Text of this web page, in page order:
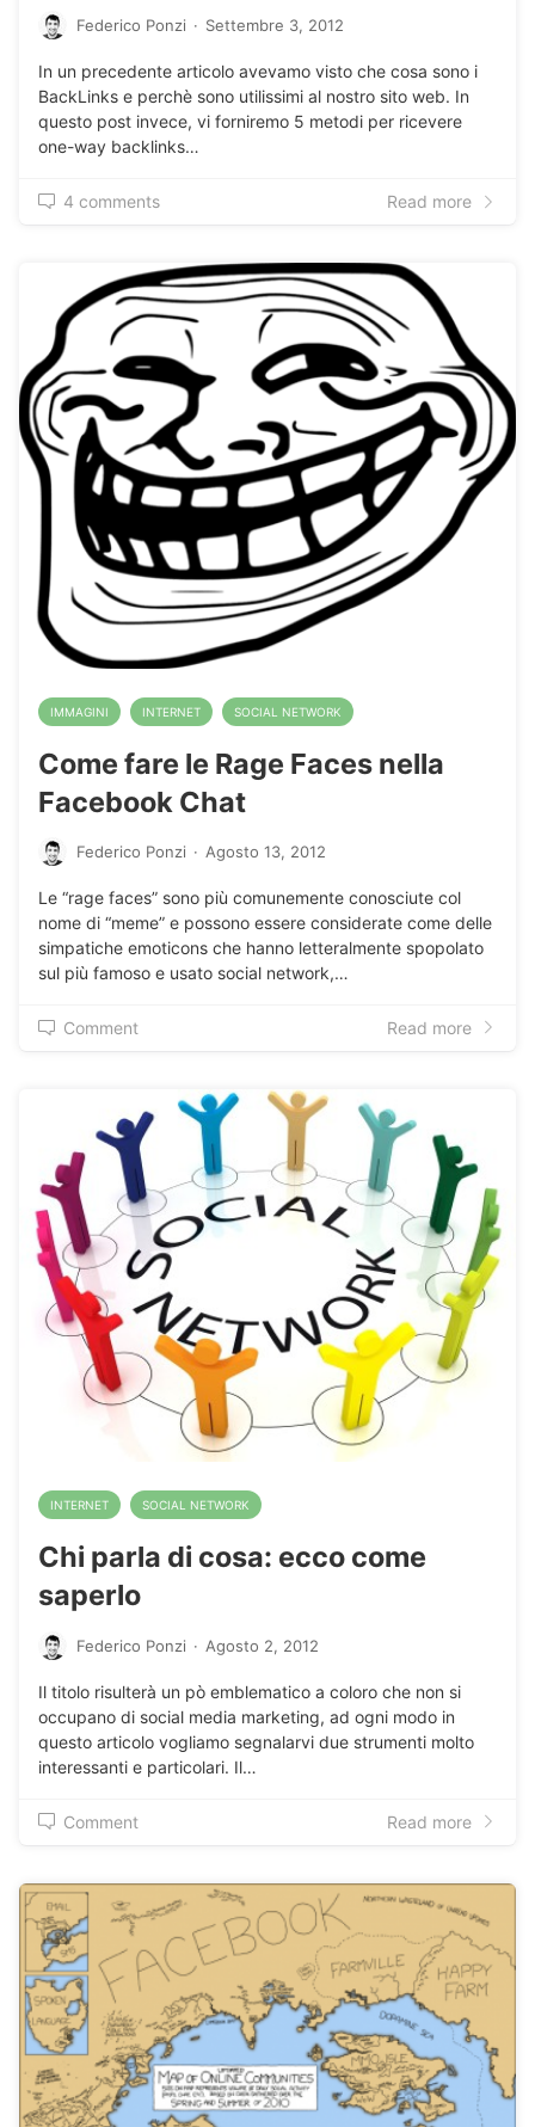
Federico Ponzi · Settembre 3, 2012
In un precedente articolo avevamo visto che cosa sono i
BackLinks e perchè sono utilissimi al nostro sito web. In
questo post invece, vi forniremo 5 metodi per ricevere
one-way backlinks…
4 comments Read more
IMMAGINI INTERNET SOCIAL NETWORK
Come fare le Rage Faces nella
Facebook Chat
Federico Ponzi · Agosto 13, 2012
Le “rage faces” sono più comunemente conosciute col
nome di “meme” e possono essere considerate come delle
simpatiche emoticons che hanno letteralmente spopolato
sul più famoso e usato social network,…
Comment Read more
INTERNET SOCIAL NETWORK
Chi parla di cosa: ecco come
saperlo
Federico Ponzi · Agosto 2, 2012
Il titolo risulterà un pò emblematico a coloro che non si
occupano di social media marketing, ad ogni modo in
questo articolo vogliamo segnalarvi due strumenti molto
interessanti e particolari. Il…
Comment Read more